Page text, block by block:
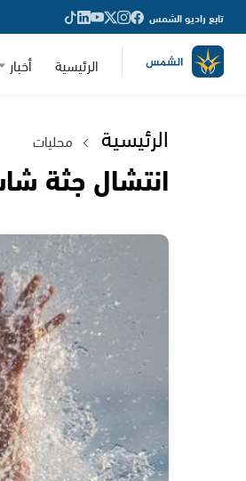
تابع راديو الشمس
الرئيسية أخبار
الرئيسية محليات
انتشال جثة